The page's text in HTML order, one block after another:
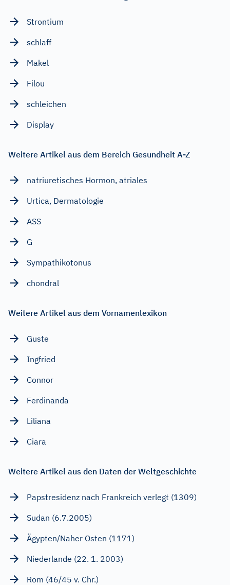
Strontium
schlaff
Makel
Filou
schleichen
Display
Weitere Artikel aus dem Bereich Gesundheit A-Z
natriuretisches Hormon, atriales
Urtica, Dermatologie
ASS
G
Sympathikotonus
chondral
Weitere Artikel aus dem Vornamenlexikon
Guste
Ingfried
Connor
Ferdinanda
Liliana
Ciara
Weitere Artikel aus den Daten der Weltgeschichte
Papstresidenz nach Frankreich verlegt (1309)
Sudan (6.7.2005)
Ägypten/Naher Osten (1171)
Niederlande (22. 1. 2003)
Rom (46/45 v. Chr.)